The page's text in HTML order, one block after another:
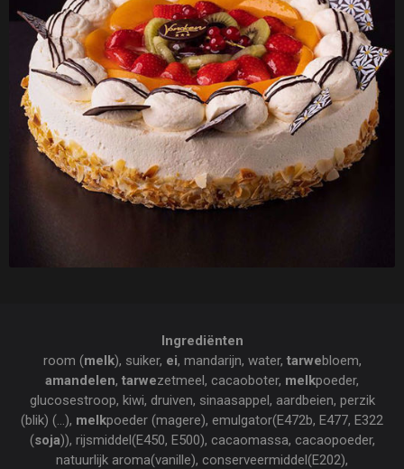
Ingrediënten
room (melk), suiker, ei, mandarijn, water, tarwebloem,
amandelen, tarwezetmeel, cacaoboter, melkpoeder,
glucosestroop, kiwi, druiven, sinaasappel, aardbeien, perzik
(blik) (...), melkpoeder (magere), emulgator(E472b, E477, E322
(soja)), rijsmiddel(E450, E500), cacaomassa, cacaopoeder,
natuurlijk aroma(vanille), conserveermiddel(E202),